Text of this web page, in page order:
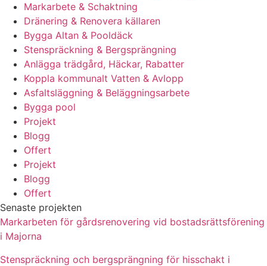
Markarbete & Schaktning
Dränering & Renovera källaren
Bygga Altan & Pooldäck
Stenspräckning & Bergsprängning
Anlägga trädgård, Häckar, Rabatter
Koppla kommunalt Vatten & Avlopp
Asfaltsläggning & Beläggningsarbete
Bygga pool
Projekt
Blogg
Offert
Projekt
Blogg
Offert
Senaste projekten
Markarbeten för gårdsrenovering vid bostadsrättsförening
i Majorna
Stenspräckning och bergsprängning för hisschakt i